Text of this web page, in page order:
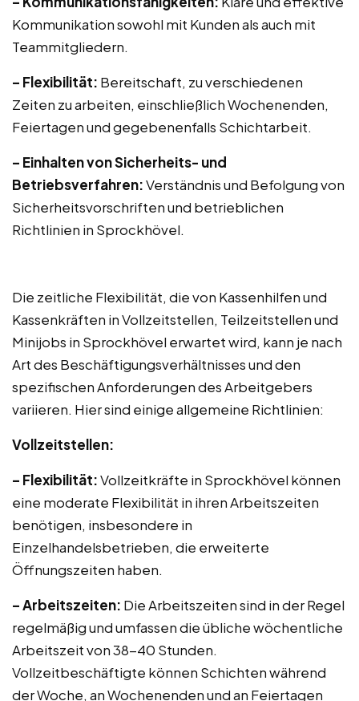
Kommunikation sowohl mit Kunden als auch mit
Teammitgliedern.
– Flexibilität: Bereitschaft, zu verschiedenen
Zeiten zu arbeiten, einschließlich Wochenenden,
Feiertagen und gegebenenfalls Schichtarbeit.
– Einhalten von Sicherheits- und
Betriebsverfahren:Verständnis und Befolgung von
Sicherheitsvorschriften und betrieblichen
Richtlinien in Sprockhövel.
Die zeitliche Flexibilität, die von Kassenhilfen und
Kassenkräften in Vollzeitstellen, Teilzeitstellen und
Minijobs in Sprockhövel erwartet wird, kann je nach
Art des Beschäftigungsverhältnisses und den
spezifischen Anforderungen des Arbeitgebers
variieren. Hier sind einige allgemeine Richtlinien:
Vollzeitstellen:
– Flexibilität:Vollzeitkräfte in Sprockhövel können
eine moderate Flexibilität in ihren Arbeitszeiten
benötigen, insbesondere in
Einzelhandelsbetrieben, die erweiterte
Öffnungszeiten haben.
– Arbeitszeiten: Die Arbeitszeiten sind in der Regel
regelmäßig und umfassen die übliche wöchentliche
Arbeitszeit von 38-40 Stunden.
Vollzeitbeschäftigte können Schichten während
der Woche, an Wochenenden und an Feiertagen